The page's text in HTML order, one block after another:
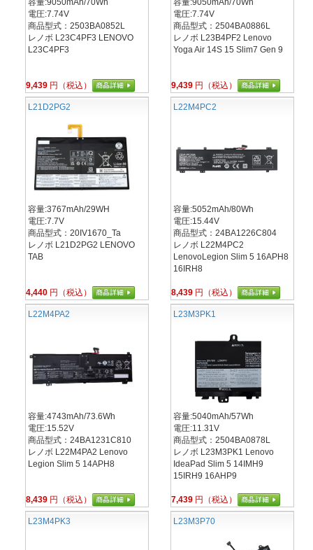
容量:9050mAh/70Wh
電圧:7.74V
商品型式：2503BA0852L
レノボ L23C4PF3 LENOVO
L23C4PF3
9,439 円（税込）
容量:9050mAh/70Wh
電圧:7.74V
商品型式：2504BA0886L
レノボ L23B4PF2 Lenovo
Yoga Air 14S 15 Slim7 Gen 9
9,439 円（税込）
L21D2PG2
容量:3767mAh/29WH
電圧:7.7V
商品型式：20IV1670_Ta
レノボ L21D2PG2 LENOVO
TAB
4,440 円（税込）
L22M4PC2
容量:5052mAh/80Wh
電圧:15.44V
商品型式：24BA1226C804
レノボ L22M4PC2
LenovoLegion Slim 5 16APH8
16IRH8
8,439 円（税込）
L22M4PA2
容量:4743mAh/73.6Wh
電圧:15.52V
商品型式：24BA1231C810
レノボ L22M4PA2 Lenovo
Legion Slim 5 14APH8
8,439 円（税込）
L23M3PK1
容量:5040mAh/57Wh
電圧:11.31V
商品型式：2504BA0878L
レノボ L23M3PK1 Lenovo
IdeaPad Slim 5 14IMH9
15IRH9 16AHP9
7,439 円（税込）
L23M4PK3 L23M3P70